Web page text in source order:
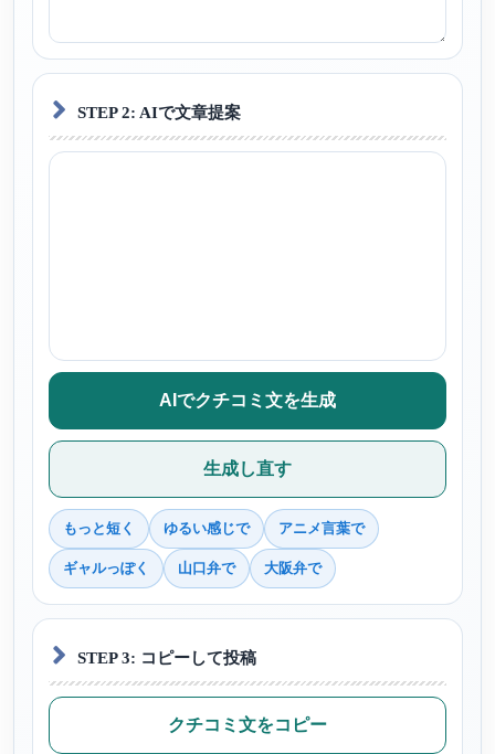
STEP 2: AIで文章提案
AIでクチコミ文を生成
生成し直す
もっと短く ゆるい感じで アニメ言葉で
ギャルっぽく 山口弁で 大阪弁で
STEP 3: コピーして投稿
クチコミ文をコピー